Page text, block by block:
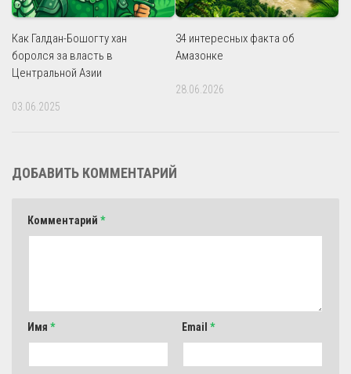
Как Галдан-Бошогту хан
боролся за власть в
Центральной Азии
03.06.2025
34 интересных факта об
Амазонке
28.06.2026
ДОБАВИТЬ КОММЕНТАРИЙ
Комментарий *
Имя * Email *